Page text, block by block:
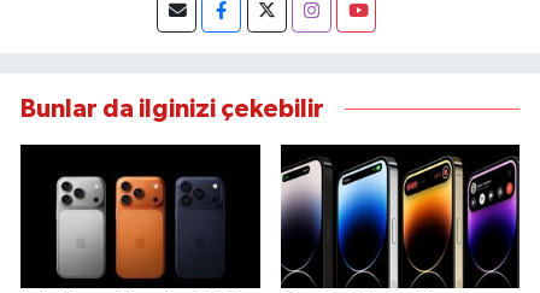
Bunlar da ilginizi çekebilir